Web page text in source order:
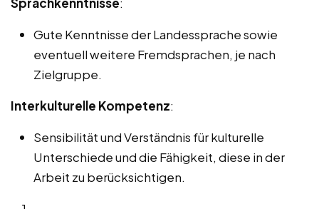
Gute Kenntnisse der Landessprache sowie
eventuell weitere Fremdsprachen, je nach
Zielgruppe.
Interkulturelle Kompetenz:
Sensibilität und Verständnis für kulturelle
Unterschiede und die Fähigkeit, diese in der
Arbeit zu berücksichtigen.